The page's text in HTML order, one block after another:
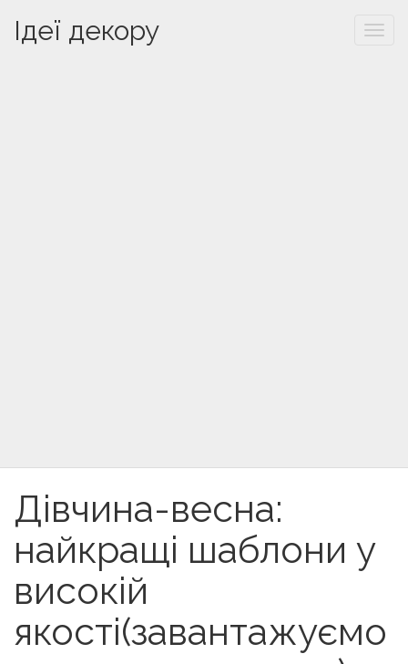
Ідеї декору
Дівчина-весна:
найкращі шаблони у
високій
якості(завантажуємо